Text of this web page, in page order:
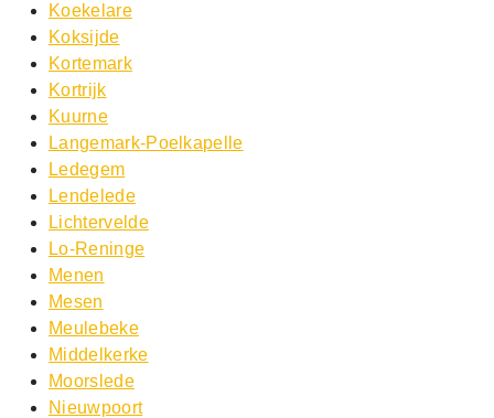
Koekelare
Koksijde
Kortemark
Kortrijk
Kuurne
Langemark-Poelkapelle
Ledegem
Lendelede
Lichtervelde
Lo-Reninge
Menen
Mesen
Meulebeke
Middelkerke
Moorslede
Nieuwpoort